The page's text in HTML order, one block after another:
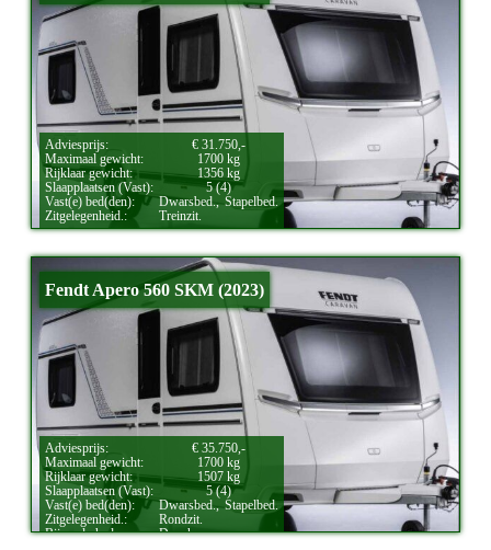
Adviesprijs:
€ 31.750,-
Maximaal gewicht:
1700 kg
Rijklaar gewicht:
1356 kg
Slaapplaatsen (Vast):
5 (4)
Vast(e) bed(den):
Dwarsbed., Stapelbed.
Zitgelegenheid.:
Treinzit.
Fendt Apero 560 SKM (2023)
Adviesprijs:
€ 35.750,-
Maximaal gewicht:
1700 kg
Rijklaar gewicht:
1507 kg
Slaapplaatsen (Vast):
5 (4)
Vast(e) bed(den):
Dwarsbed., Stapelbed.
Zitgelegenheid.:
Rondzit.
Bijzonderheden:
Douche.